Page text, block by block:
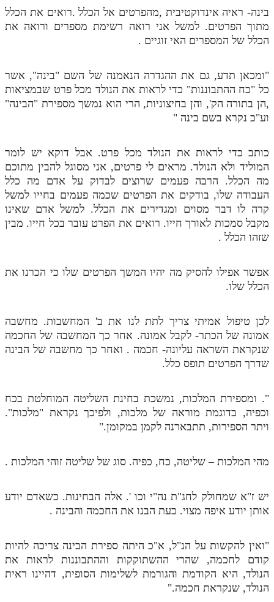
בינה- ראיה אינדוקטיבית ,מהפרטים אל הכלל .רואים את הכלל
מתוך הפרטים. למשל אני רואה רשימת מספרים ורואה את
הכלל של המספרים האי זוגיים .
"ומכאן תדע, גם את ההגדרה הנאמנה של השם "בינה", אשר
כל "כח ההתבוננות" כדי לראות את הנולד מכל פרט שבמציאות
,הן בתורה הק', והן בחיצוניות, הרי הוא נמשך מספירת "הבינה"
וע"כ נקרא בשם בינה "
כותב כדי לראות את הנולד מכל פרט. אבל דוקא יש לומר
המוליד ולא הנולד. מראים לי פרטים, אני מסוגל להבין מתוכם
מה הכלל. הרבה פעמים שרוצים לבדוק על אדם מה כלל
העבודה שלו, בודקים את הפרטים שכמה פעמים בחייו למשל
קרה לו דבר מסוים ומגדירים את הכלל. למשל אדם שאינו
מקבל סמכות לאורך חייו. רואים את הפרט עובר בכל חייו. מבין
שזהו הכלל .
אפשר אפילו להסיק מה יהיו המשך הפרטים שלו כי הכרנו את
הכלל שלו.
לכן טיפול אמיתי צריך לתת לנו את ב' המחשבות. מחשבה
אמונה של הכתר- לקבל אמונה. אחר כך המחשבה של החכמה
שנקראת השראה עליונה- חכמה . ואחר כך מחשבה של הבינה
שדרך הפרטים תופס כלל.
". ומספירת המלכות, נמשכת בחינת השליטה המוחלטת בכח
וכפיה, בדוגמת מוראה של מלכות, ולפיכך נקראת "מלכות".
ויתר הספירות, תתבארנה לקמן במקומן."
מהי המלכות – שליטה, כח, כפיה. סוג של שליטה זוהי המלכות .
יש ז"א שמחולק לחג"ת נה"י וכו '. אלה הבחינות. כשאדם יודע
אותן יודע איפה מצוי. כעת הבנו את החכמה והבינה .
"ואין להקשות על הנ"ל, א"כ היתה ספירת הבינה צריכה להיות
קודם לחכמה, שהרי ההשתוקקות וההתבוננות לראות את
הנולד, היא הקודמת והגורמת לשלימות הסופית, דהיינו ראית
הנולד, שנקראת חכמה."